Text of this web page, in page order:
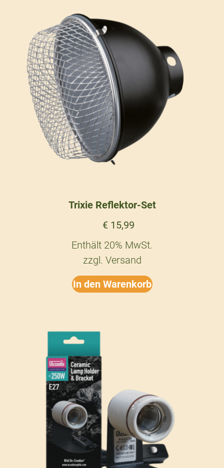
Trixie Reflektor-Set
€15,99
Enthält 20% MwSt.
zzgl. Versand
In den Warenkorb